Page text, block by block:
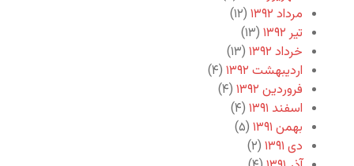
مرداد ۱۳۹۲
(۱۲)
تیر ۱۳۹۲
(۱۳)
خرداد ۱۳۹۲
(۱۳)
اردیبهشت ۱۳۹۲
(۴)
فروردین ۱۳۹۲
(۴)
اسفند ۱۳۹۱
(۴)
بهمن ۱۳۹۱
(۵)
دی ۱۳۹۱
(۲)